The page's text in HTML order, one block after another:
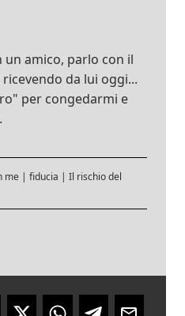
un amico, parlo con il
da lui oggi...
per congedarmi e
me fiducia
Il rischio del